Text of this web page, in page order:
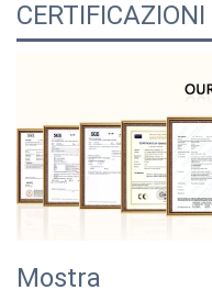
CERTIFICAZIONI
Mostra